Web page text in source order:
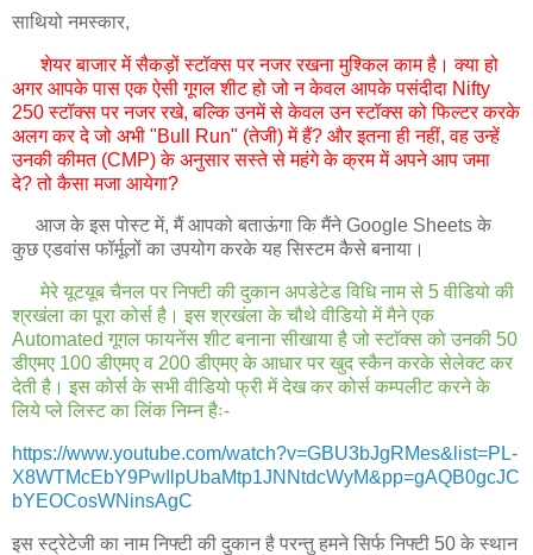
साथियो नमस्कार,
शेयर बाजार में सैकड़ों स्टॉक्स पर नजर रखना मुश्किल काम है। क्या हो
अगर आपके पास एक ऐसी गूगल शीट हो जो न केवल आपके पसंदीदा Nifty
250 स्टॉक्स पर नजर रखे, बल्कि उनमें से केवल उन स्टॉक्स को फिल्टर करके
अलग कर दे जो अभी "Bull Run" (तेजी) में हैं? और इतना ही नहीं, वह उन्हें
उनकी कीमत (CMP) के अनुसार सस्ते से महंगे के क्रम में अपने आप जमा
दे? तो कैसा मजा आयेगा?
आज के इस पोस्ट में, मैं आपको बताऊंगा कि मैंने Google Sheets के
कुछ एडवांस फॉर्मूलों का उपयोग करके यह सिस्टम कैसे बनाया।
मेरे यूटयूब चैनल पर निफ्टी की दुकान अपडेटेड विधि नाम से 5 वीडियो की
श्रखंला का पूरा कोर्स है। इस श्रखंला के चौथे वीडियो में मैने एक
Automated गूगल फायनेंस शीट बनाना सीखाया है जो स्टाॅक्स को उनकी 50
डीएमए 100 डीएमए व 200 डीएमए के आधार पर खुद स्कैन करके सेलेक्ट कर
देती है। इस कोर्स के सभी वीडियो फ्री में देख कर कोर्स कम्पलीट करने के
लिये प्ले लिस्ट का लिंक निम्न हैः-
https://www.youtube.com/watch?v=GBU3bJgRMes&list=PL-
X8WTMcEbY9PwIlpUbaMtp1JNNtdcWyM&pp=gAQB0gcJC
bYEOCosWNinsAgC
इस स्ट्रेटेजी का नाम निफ्टी की दुकान है परन्तु हमने सिर्फ निफ्टी 50 के स्थान